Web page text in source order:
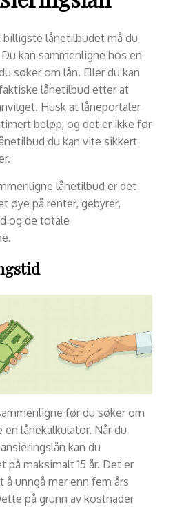
billigste lånetilbudet må du
kan sammenligne hos en
søker om lån. Eller du kan
lånetilbud etter at
Husk at låneportaler
beløp, og det er ikke før
du kan vite sikkert
lånetilbud er det
øye på renter, gebyrer,
og de totale
før du søker om
en lånekalkulator. Når du
kan du
på maksimalt 15 år. Det er
å unngå mer enn fem års
på grunn av kostnader